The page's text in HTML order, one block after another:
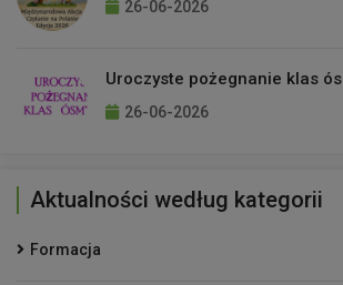
26-06-2026
Uroczyste pożegnanie klas
26-06-2026
Aktualności według kategorii
Formacja